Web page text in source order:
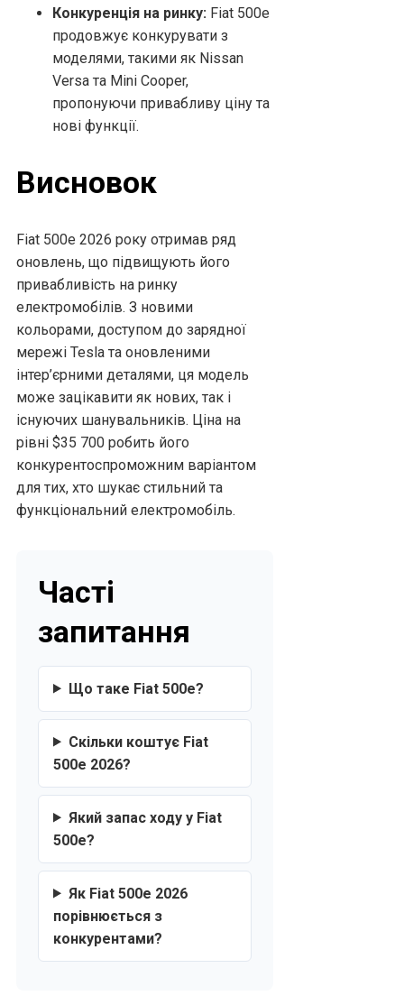
Конкуренція на ринку: Fiat 500e
продовжує конкурувати з
моделями, такими як Nissan
Versa та Mini Cooper,
пропонуючи привабливу ціну та
нові функції.
Висновок
Fiat 500e 2026 року отримав ряд
оновлень, що підвищують його
привабливість на ринку
електромобілів. З новими
кольорами, доступом до зарядної
мережі Tesla та оновленими
інтер’єрними деталями, ця модель
може зацікавити як нових, так і
існуючих шанувальників. Ціна на
рівні $35 700 робить його
конкурентоспроможним варіантом
для тих, хто шукає стильний та
функціональний електромобіль.
Часті
запитання
Що таке Fiat 500e?
Скільки коштує Fiat
500e 2026?
Який запас ходу у Fiat
500e?
Як Fiat 500e 2026
порівнюється з
конкурентами?